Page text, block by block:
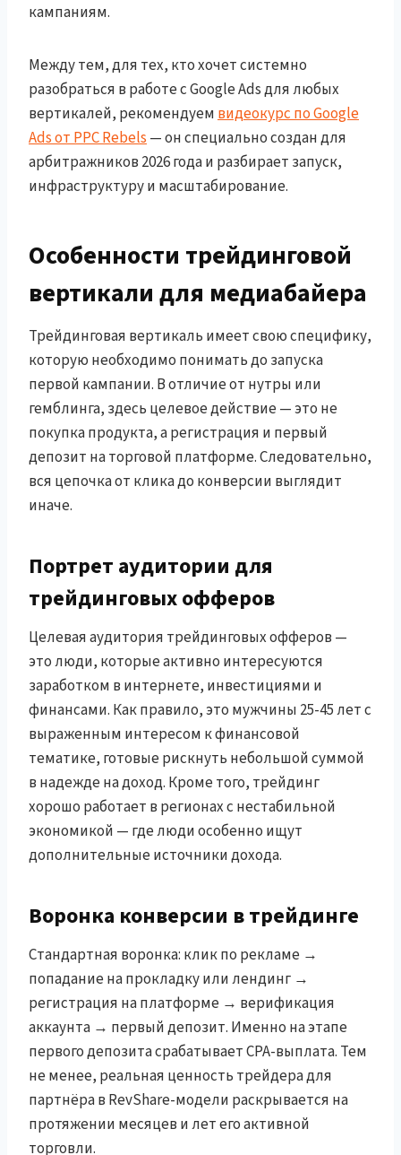
кампаниям.
Между тем, для тех, кто хочет системно
разобраться в работе с Google Ads для любых
вертикалей, рекомендуем видеокурс по Google
Ads от PPC Rebels — он специально создан для
арбитражников 2026 года и разбирает запуск,
инфраструктуру и масштабирование.
Особенности трейдинговой
вертикали для медиабайера
Трейдинговая вертикаль имеет свою специфику,
которую необходимо понимать до запуска
первой кампании. В отличие от нутры или
гемблинга, здесь целевое действие — это не
покупка продукта, а регистрация и первый
депозит на торговой платформе. Следовательно,
вся цепочка от клика до конверсии выглядит
иначе.
Портрет аудитории для
трейдинговых офферов
Целевая аудитория трейдинговых офферов —
это люди, которые активно интересуются
заработком в интернете, инвестициями и
финансами. Как правило, это мужчины 25-45 лет с
выраженным интересом к финансовой
тематике, готовые рискнуть небольшой суммой
в надежде на доход. Кроме того, трейдинг
хорошо работает в регионах с нестабильной
экономикой — где люди особенно ищут
дополнительные источники дохода.
Воронка конверсии в трейдинге
Стандартная воронка: клик по рекламе →
попадание на прокладку или лендинг →
регистрация на платформе → верификация
аккаунта → первый депозит. Именно на этапе
первого депозита срабатывает CPA-выплата. Тем
не менее, реальная ценность трейдера для
партнёра в RevShare-модели раскрывается на
протяжении месяцев и лет его активной
торговли.